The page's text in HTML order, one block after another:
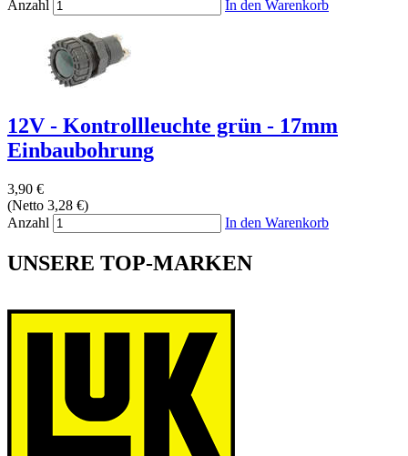
Anzahl
In den Warenkorb
12V - Kontrollleuchte grün - 17mm
Einbaubohrung
3,90 €
(Netto 3,28 €)
Anzahl
In den Warenkorb
UNSERE TOP-MARKEN